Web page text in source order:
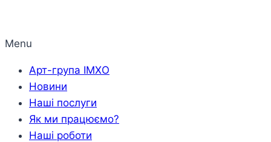
Menu
Арт-група ІМХО
Новини
Наші послуги
Як ми працюємо?
Наші роботи